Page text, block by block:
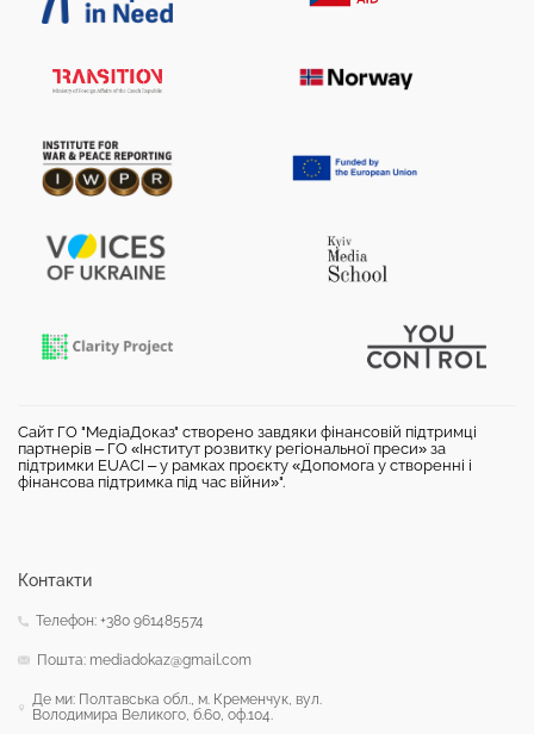
Сайт ГО "МедіаДоказ" створено завдяки фінансовій підтримці
партнерів – ГО «Інститут розвитку регіональної преси» за
підтримки EUACI – у рамках проєкту «Допомога у створенні і
фінансова підтримка під час війни»".
Контакти
Телефон: +380 961485574
Пошта: mediadokaz@gmail.com
Де ми: Полтавська обл., м. Кременчук, вул.
Володимира Великого, б.60, оф.104.